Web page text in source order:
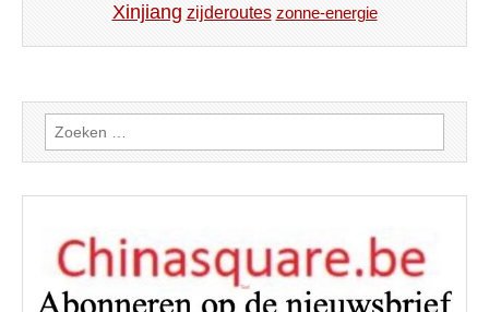
Xinjiang zijderoutes zonne-energie
Zoeken
naar: